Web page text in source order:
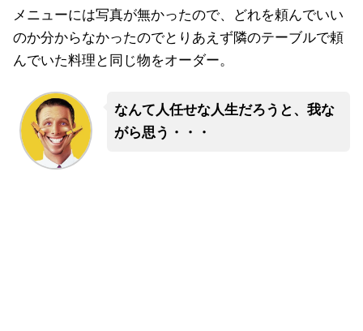
メニューには写真が無かったので、どれを頼んでいい
のか分からなかったのでとりあえず隣のテーブルで頼
んでいた料理と同じ物をオーダー。
なんて人任せな人生だろうと、我な
がら思う・・・